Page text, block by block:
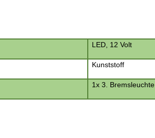
LED, 12 Volt
Kunststoff
1x 3. Bremsleuchte